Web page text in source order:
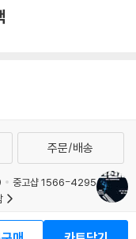
주문/배송
중고샵 1566-4295